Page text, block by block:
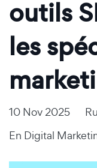
outils
les
10 Nov 2025
En Digital